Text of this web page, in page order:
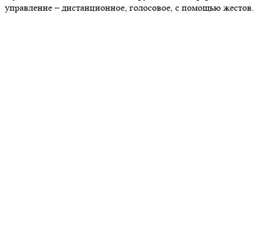
управление – дистанционное, голосовое, с помощью жестов.